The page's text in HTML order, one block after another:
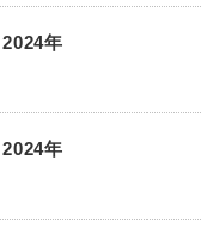
2024年
2024年